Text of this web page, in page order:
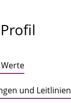
und Leitlinien